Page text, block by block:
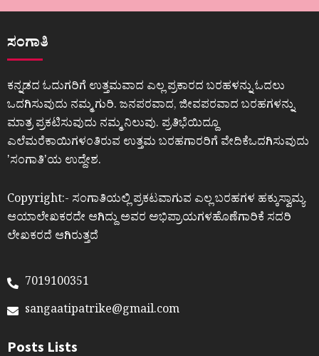
ಸಂಗಾತಿ
ಕನ್ನಡದ ಓದುಗರಿಗೆ ಉತ್ತಮವಾದ ಎಲ್ಲ ಪ್ರಕಾರದ ಬರಹಳನ್ನು ಓದಲು
ಒದಗಿಸುವುದು ನಮ್ಮ ಗುರಿ. ಜನಪರವಾದ, ಜೀವಪರವಾದ ಬರಹಗಳನ್ನು
ಮಾತ್ರ ಪ್ರಕಟಿಸುವುದು ನಮ್ಮ ನಿಲುವು. ಪ್ರತಿಭೆಯಿದ್ದೂ
ಎಲೆಮರೆಕಾಯಿಗಳಂತಿರುವ ಉತ್ತಮ ಬರಹಗಾರರಿಗೆ ವೇದಿಕೆಒದಗಿಸುವುದು
ʼಸಂಗಾತಿʼಯ ಉದ್ದೇಶ.
Copyright:- ಸಂಗಾತಿಯಲ್ಲಿ ಪ್ರಕಟವಾಗುವ ಎಲ್ಲ ಬರಹಗಳ ಹಕ್ಕುಸ್ವಾಮ್ಯ
ಆಯಾಲೇಖಕರದೇ ಆಗಿದ್ದು ಅವರ ಅಭಿಪ್ರಾಯಗಳಹೊಣೆಗಾರಿಕೆ ಸದರಿ
ಲೇಖಕರದೆ ಆಗಿರುತ್ತದೆ
7019100351
sangaatipatrike@gmail.com
Posts Lists